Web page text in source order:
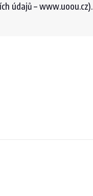
údajů – www.uoou.cz).